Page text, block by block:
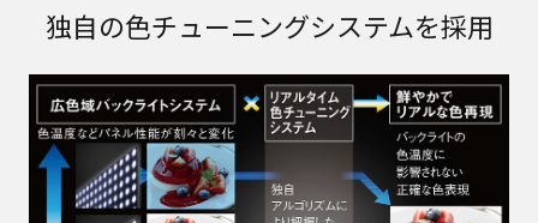
独自の色チューニングシステムを採用